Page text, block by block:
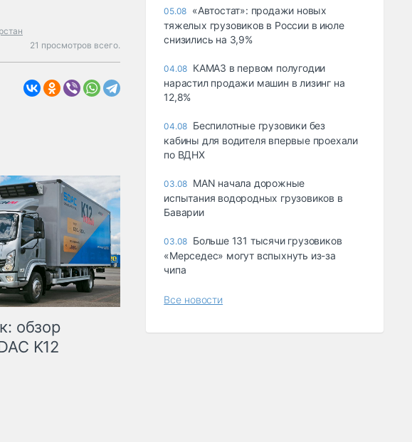
21 просмотров всего.
обзор
K12
05.08 «Автостат»: продажи новых
тяжелых грузовиков в России в июле
снизились на 3,9%
04.08 КАМАЗ в первом полугодии
нарастил продажи машин в лизинг на
12,8%
04.08 Беспилотные грузовики без
кабины для водителя впервые проехали
по ВДНХ
03.08 MAN начала дорожные
испытания водородных грузовиков в
Баварии
03.08 Больше 131 тысячи грузовиков
«Мерседес» могут вспыхнуть из-за
чипа
Все новости